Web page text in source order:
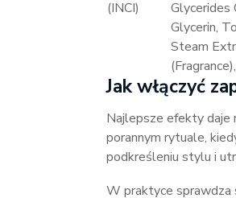
(INCI)
Glycerides
Glycerin,
Steam
Jak włączyć
Najlepsze efekty daje
porannym rytuale,
podkreśleniu stylu i
W praktyce sprawdza